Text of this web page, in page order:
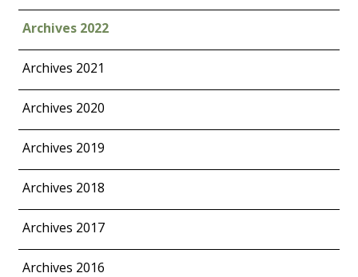
Archives 2022
Archives 2021
Archives 2020
Archives 2019
Archives 2018
Archives 2017
Archives 2016